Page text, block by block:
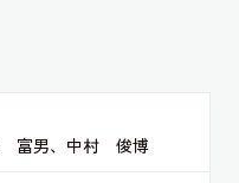
富男、中村 俊博